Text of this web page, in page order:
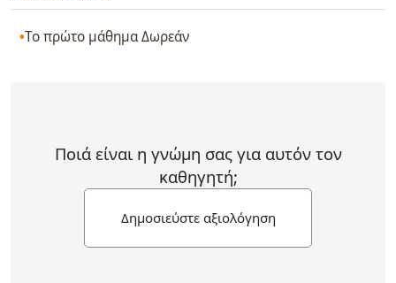
Το πρώτο μάθημα Δωρεάν
Ποιά είναι η γνώμη σας για αυτόν τον
καθηγητή;
Δημοσιεύστε αξιολόγηση